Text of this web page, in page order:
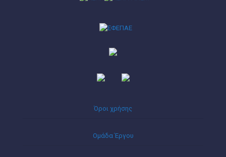
Όροι χρήσης
Ομάδα Έργου